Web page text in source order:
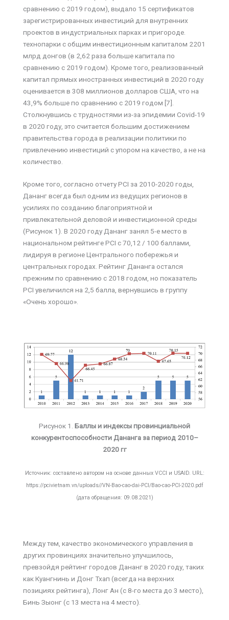
сравнению с 2019 годом), выдало 15 сертификатов
зарегистрированных инвестиций для внутренних
проектов в индустриальных парках и пригороде.
технопарки с общим инвестиционным капиталом 2201
млрд донгов (в 2,62 раза больше капитала по
сравнению с 2019 годом). Кроме того, реализованный
капитал прямых иностранных инвестиций в 2020 году
оценивается в 308 миллионов долларов США, что на
43,9% больше по сравнению с 2019 годом [7].
Столкнувшись с трудностями из-за эпидемии Covid-19
в 2020 году, это считается большим достижением
правительства города в реализации политики по
привлечению инвестиций с упором на качество, а не на
количество.
Кроме того, согласно отчету PCI за 2010-2020 годы,
Дананг всегда был одним из ведущих регионов в
усилиях по созданию благоприятной и
привлекательной деловой и инвестиционной среды
(Рисунок 1). В 2020 году Дананг занял 5-е место в
национальном рейтинге PCI с 70,12 / 100 баллами,
лидируя в регионе Центрального побережья и
центральных городах. Рейтинг Дананга остался
прежним по сравнению с 2018 годом, но показатель
PCI увеличился на 2,5 балла, вернувшись в группу
«Очень хорошо».
Рисунок 1. Баллы и индексы провинциальной
конкурентоспособности Дананга за период 2010–
2020 гг
Источник: составлено автором на основе данных VCCI и USAID. URL:
https://pcivietnam.vn/uploads//VN-Bao-cao-dai-PCI/Bao-cao-PCI-2020.pdf
(дата обращения: 09.08.2021)
Между тем, качество экономического управления в
других провинциях значительно улучшилось,
превзойдя рейтинг городов Дананг в 2020 году, таких
как Куангнинь и Донг Тхап (всегда на верхних
позициях рейтинга), Лонг Ан (с 8-го места до 3 место),
Бинь Зыонг (с 13 места на 4 место).